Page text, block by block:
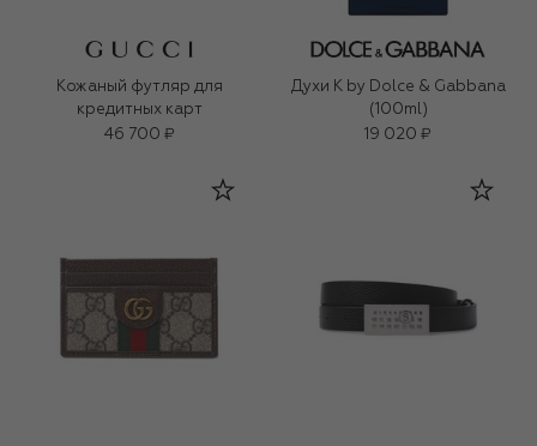
Кожаный футляр для
кредитных карт
46 700 ₽
Духи K by Dolce & Gabbana
(100ml)
19 020 ₽